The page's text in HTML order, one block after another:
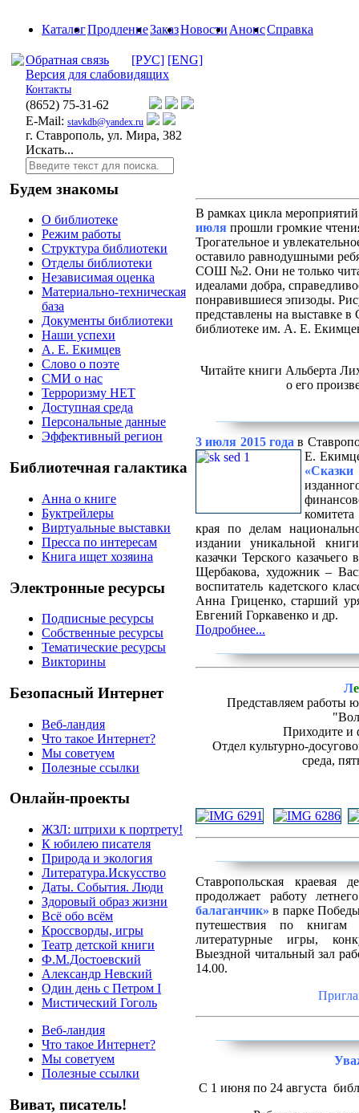
КаталогПродлениеЗаказНовости АнонсСправка
Обратная связь [РУС] [ENG]
Версия для слабовидящих
Контакты
(8652) 75-31-62
E-Mail: stavkdb@yandex.ru
г. Ставрополь, ул. Мира, 382
Искать...
Будем знакомы
О библиотеке
Режим работы
Структура библиотеки
Отделы библиотеки
Независимая оценка
Материально-техническая
база
Документы библиотеки
Наши успехи
А. Е. Екимцев
Слово о поэте
СМИ о нас
Терроризму НЕТ
Доступная среда
Персональные данные
Эффективный регион
Библиотечная галактика
Анна о книге
Буктрейлеры
Виртуальные выставки
Пресса по интересам
Книга ищет хозяина
Электронные ресурсы
Подписные ресурсы
Собственные ресурсы
Тематические ресурсы
Викторины
Безопасный Интернет
Веб-ландия
Что такое Интернет?
Мы советуем
Полезные ссылки
Онлайн-проекты
ЖЗЛ: штрихи к портрету!
К юбилею писателя
Природа и экология
Литература.Искусство
Даты. События. Люди
Здоровый образ жизни
Всё обо всём
Кроссворды, игры
Театр детской книги
Ф.М.Достоевский
Александр Невский
Один день с Петром I
Мистический Гоголь
Веб-ландия
Что такое Интернет?
Мы советуем
Полезные ссылки
Виват, писатель!
В рамках цикла
июля прошли громкие
Трогательное и
оставило равнодушными
СОШ №2. Они не только
идеалами добра,
понравившиеся эпизоды.
представлены на выставке в
библиотеке им. А. Е.
Читайте книги Альберта
о его
3 июля 2015 года в
Е.
края по делам
издании уникальной
казачки Терского
Щербакова, художник –
воспитатель кадетского
Анна Гриценко, старший
Евгений Горкавенко и др.
Подробнее...
Ле
Представляем работы
Приходите и
Отдел культурно-
среда,
Ставропольская
продолжает работу
балаганчик» в парке
путешествия по книгам
литературные игры,
Выездной читальный зал
14.00.
С 1 июня по 24 августа